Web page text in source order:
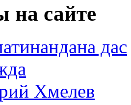
на сайте
дас
Хмелев